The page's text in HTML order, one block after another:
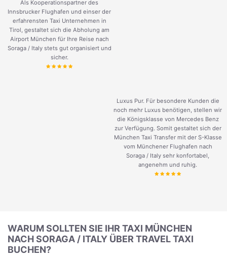
Als Kooperationspartner des
Innsbrucker Flughafen und einser der
erfahrensten Taxi Unternehmen in
Tirol, gestaltet sich die Abholung am
Airport München für Ihre Reise nach
Soraga / Italy stets gut organisiert und
sicher.
Luxus Pur. Für besondere Kunden die
noch mehr Luxus benötigen, stellen wir
die Königsklasse von Mercedes Benz
zur Verfügung. Somit gestaltet sich der
München Taxi Transfer mit der S-Klasse
vom Münchener Flughafen nach
Soraga / Italy sehr konfortabel,
angenehm und ruhig.
WARUM SOLLTEN SIE IHR TAXI MÜNCHEN
NACH SORAGA / ITALY ÜBER TRAVEL TAXI
BUCHEN?